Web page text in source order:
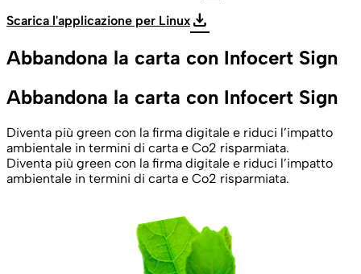
Scarica l'applicazione per Linux download
Abbandona la carta con Infocert Sign
Abbandona la carta con Infocert Sign
Diventa più green con la firma digitale e riduci l’impatto
ambientale in termini di carta e Co2 risparmiata.
Diventa più green con la firma digitale e riduci l’impatto
ambientale in termini di carta e Co2 risparmiata.